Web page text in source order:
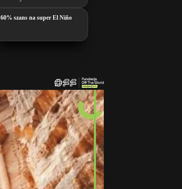
60% szans na super El Niño